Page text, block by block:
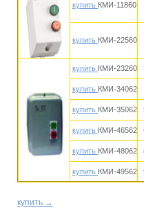
купить КМИ-11860
купить КМИ-22560
купить КМИ-23260
купить КМИ-34062
купить КМИ-35062
купить КМИ-46562
купить КМИ-48062
купить КМИ-49562
купить →